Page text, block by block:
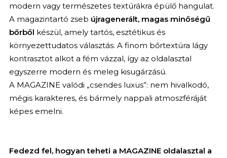
modern vagy természetes textúrákra épülő hangulat.
A magazintartó zseb újragenerált, magas minőségű
bőrből készül, amely tartós, esztétikus és
környezettudatos választás. A finom bőrtextúra lágy
kontrasztot alkot a fém vázzal, így az oldalasztal
egyszerre modern és meleg kisugárzású.
A MAGAZINE valódi „csendes luxus”: nem hivalkodó,
mégis karakteres, és bármely nappali atmoszféráját
képes emelni.
Fedezd fel, hogyan teheti a MAGAZINE oldalasztal a